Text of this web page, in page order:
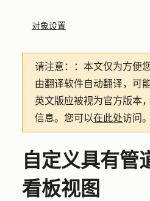
对象设置
请注意： ：本文仅为方便
由翻译软件自动翻译，可
英文版应被视为官方版本
信息。您可以在此处访问。
自定义具有管
看板视图